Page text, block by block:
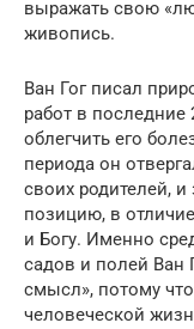
выражать свою
живопись.
Ван Гог писал
работ в
облегчить его
периода он
своих родителей,
позицию, в
и Богу. Именно
садов и полей Ван
смысл», потому
человеческой